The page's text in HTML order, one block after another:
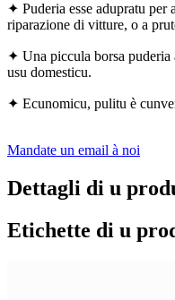
✦ Puderia esse adupratu per
riparazione di vitture, o a
✦ Una piccula borsa puderia
usu domesticu.
✦ Ecunomicu, pulitu è
Mandate un email à noi
Dettagli di u
Etichette di u